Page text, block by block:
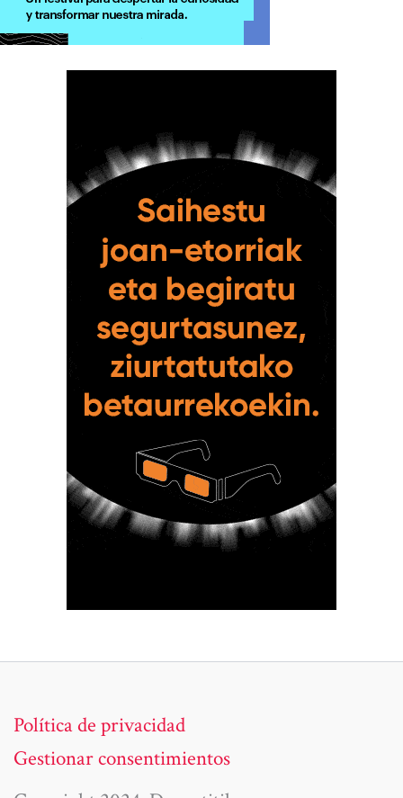
Política de privacidad
Gestionar consentimientos